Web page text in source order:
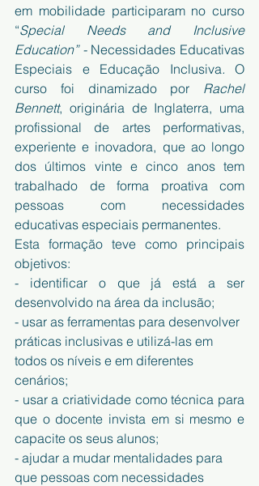
em mobilidade participaram no curso
“Special Needs and Inclusive
Education” - Necessidades Educativas
Especiais e Educação Inclusiva. O
curso foi dinamizado por Rachel
Bennett, originária de Inglaterra, uma
profissional de artes performativas,
experiente e inovadora, que ao longo
dos últimos vinte e cinco anos tem
trabalhado de forma proativa com
pessoas com necessidades
educativas especiais permanentes.
Esta formação teve como principais
objetivos:
- identificar o que já está a ser
desenvolvido na área da inclusão;
- usar as ferramentas para desenvolver
práticas inclusivas e utilizá-las em
todos os níveis e em diferentes
cenários;
- usar a criatividade como técnica para
que o docente invista em si mesmo e
capacite os seus alunos;
- ajudar a mudar mentalidades para
que pessoas com necessidades